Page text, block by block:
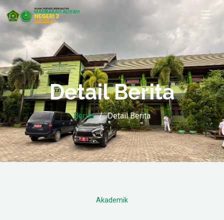
Detail Berita
Berita Detail Berita
Akademik